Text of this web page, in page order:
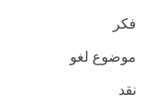
فكر
موضوع لغو
نقد